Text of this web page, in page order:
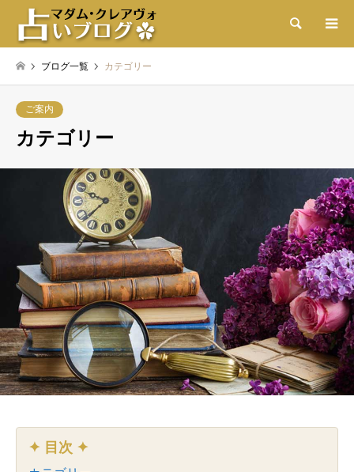
検索
ブログ一覧 カテゴリー
ご案内
カテゴリー
✦ 目次 ✦